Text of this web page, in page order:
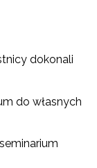
dokonali
do własnych